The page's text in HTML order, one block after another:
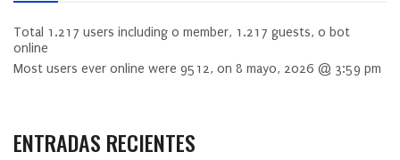
Total 1.217 users including 0 member, 1.217 guests, 0 bot
online
Most users ever online were 9512, on 8 mayo, 2026 @ 3:59 pm
ENTRADAS RECIENTES